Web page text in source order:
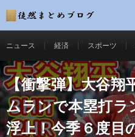
ニュース 経済 スポーツ
【衝撃弾】大谷翔
ムランで本塁打
浮上！今季６度目